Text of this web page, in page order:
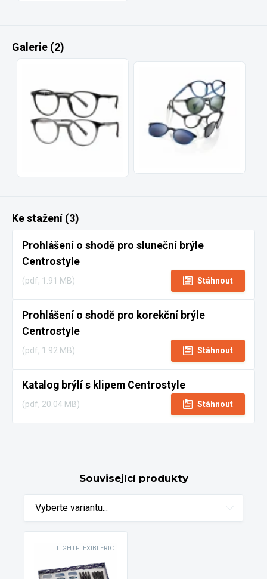
Galerie (2)
Ke stažení (3)
Prohlášení o shodě pro sluneční brýle
Centrostyle
(pdf, 1.91 MB) Stáhnout
Prohlášení o shodě pro korekční brýle
Centrostyle
(pdf, 1.92 MB) Stáhnout
Katalog brýlí s klipem Centrostyle
(pdf, 20.04 MB) Stáhnout
Související produkty
Vyberte variantu...
LIGHTFLEXIBLERIC